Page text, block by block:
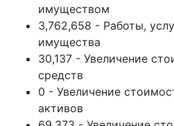
имуществом
3,762,658 - Работы,
имущества
30,137 - Увеличение
средств
0 - Увеличение
активов